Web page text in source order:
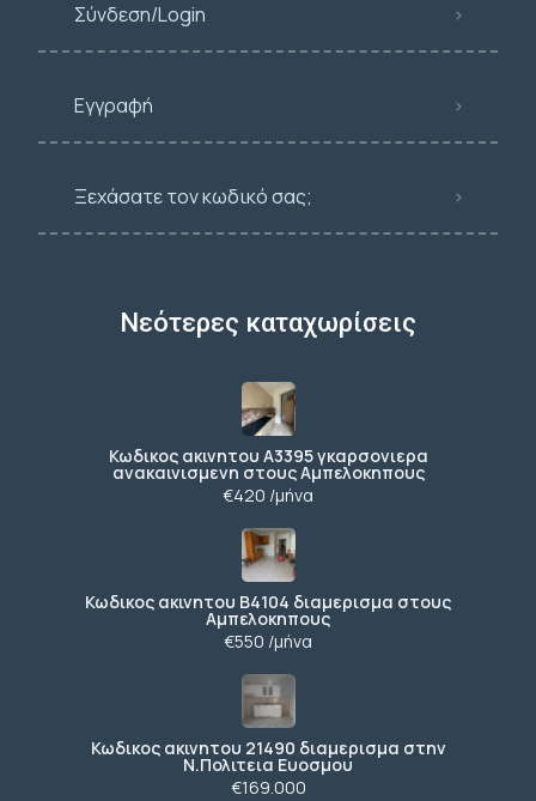
Σύνδεση/Login
Εγγραφή
Ξεχάσατε τον κωδικό σας;
Νεότερες καταχωρίσεις
Κωδικος ακινητου Α3395 γκαρσονιερα
ανακαινισμενη στους Αμπελοκηπους
€420 /μήνα
Κωδικος ακινητου Β4104 διαμερισμα στους
Αμπελοκηπους
€550 /μήνα
Κωδικος ακινητου 21490 διαμερισμα στην
Ν.Πολιτεια Ευοσμου
€169.000